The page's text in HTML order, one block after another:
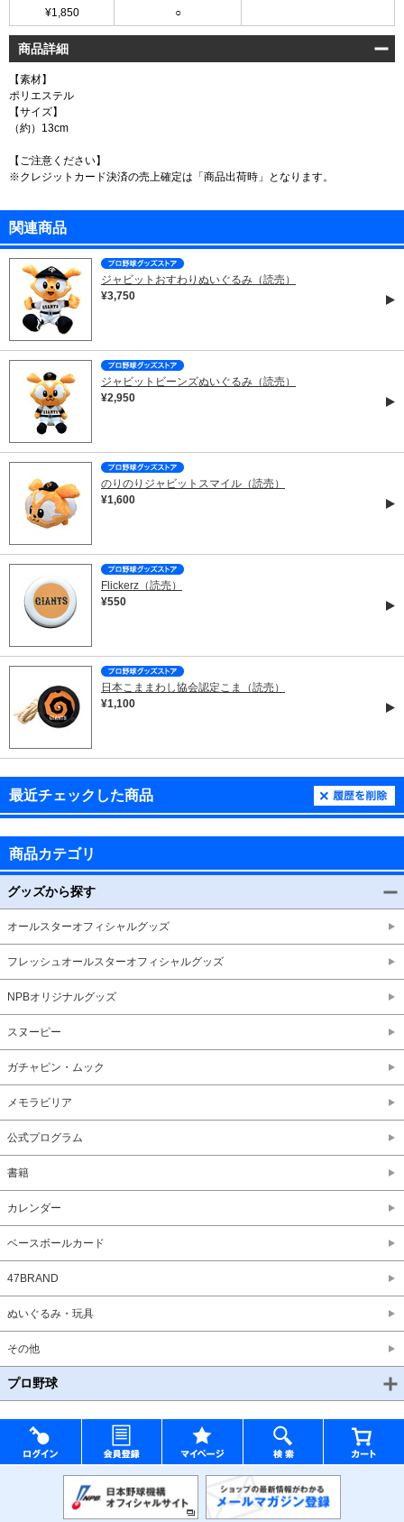
¥1,850 ○
商品詳細
【素材】
ポリエステル
【サイズ】
（約）13cm
【ご注意ください】
※クレジットカード決済の売上確定は「商品出荷時」となります。
関連商品
ジャビットおすわりぬいぐるみ（読売）
¥3,750
ジャビットビーンズぬいぐるみ（読売）
¥2,950
のりのりジャビットスマイル（読売）
¥1,600
Flickerz（読売）
¥550
日本こままわし協会認定こま（読売）
¥1,100
最近チェックした商品
商品カテゴリ
グッズから探す
オールスターオフィシャルグッズ
フレッシュオールスターオフィシャルグッズ
NPBオリジナルグッズ
スヌーピー
ガチャピン・ムック
メモラビリア
公式プログラム
書籍
カレンダー
ベースボールカード
47BRAND
ぬいぐるみ・玩具
その他
プロ野球